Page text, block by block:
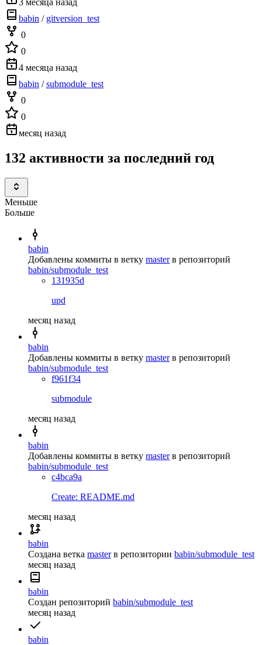
3 месяца назад
babin / gitversion_test
0
0
4 месяца назад
babin /submodule_test
0
0
месяц назад
132 активности за последний год
Меньше
Больше
babin
Добавлены коммиты в ветку master в репозиторий
babin/submodule_test
131935d
upd
месяц назад
babin
Добавлены коммиты в ветку master в репозиторий
babin/submodule_test
f961f34
submodule
месяц назад
babin
Добавлены коммиты в ветку master в репозиторий
babin/submodule_test
c4bca9a
Create: README.md
месяц назад
babin
Создана ветка master в репозитории babin/submodule_test
месяц назад
babin
Создан репозиторий babin/submodule_test
месяц назад
babin